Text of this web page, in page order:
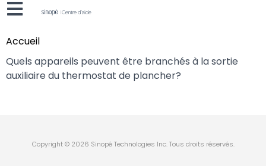
Accueil
Quels appareils peuvent être branchés à la sortie
auxiliaire du thermostat de plancher?
Copyright © 2026 Sinopé Technologies Inc. Tous droits réservés.